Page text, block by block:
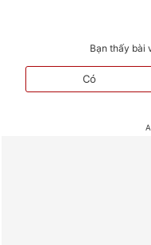
Bạn thấy bài
Có